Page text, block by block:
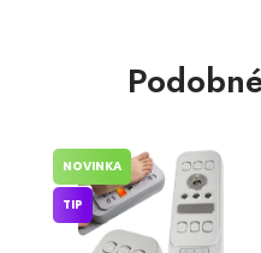
NOVINKA
TIP